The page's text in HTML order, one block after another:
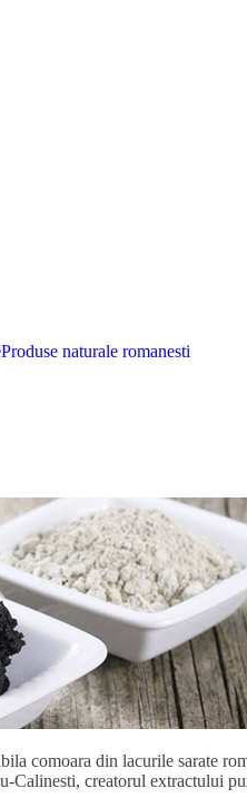
Produse naturale romanesti
comoara din lacurile sarate
Calinesti, creatorul extractului